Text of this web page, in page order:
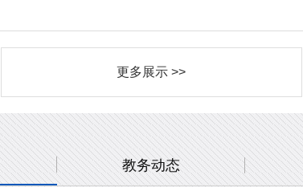
更多展示 >>
教务动态